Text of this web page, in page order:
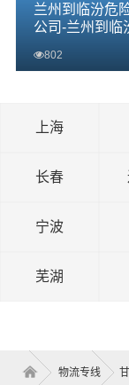
兰州到临汾危
公司-兰州到临
险品专线
802
上海
长春
宁波
芜湖
物流专线